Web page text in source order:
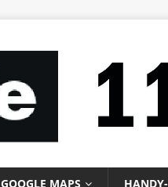
GOOGLE MAPS